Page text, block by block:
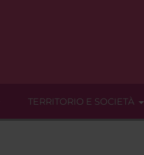
TERRITORIO E SOCIETÀ